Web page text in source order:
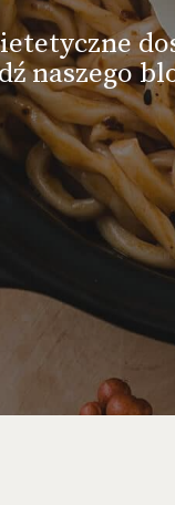
naszego